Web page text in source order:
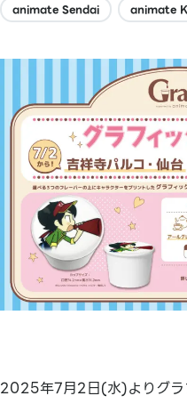
animate Sendai animate
2025年7月2日(水)よりグラ